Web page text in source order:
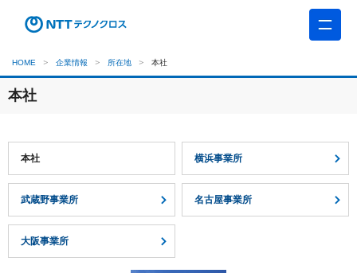
HOME 企業情報 所在地 本社
本社
本社 横浜事業所
武蔵野事業所 名古屋事業所
大阪事業所